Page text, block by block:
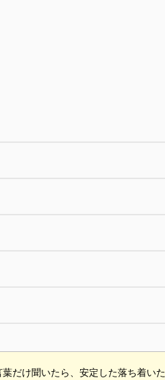
だけ聞いたら、安定した落ち着い